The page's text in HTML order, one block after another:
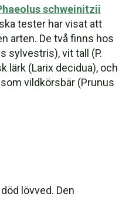
schweinitzii
tester har visat att
arten. De två finns hos
sylvestris), vit tall (P.
lärk (Larix decidua), och
vildkörsbär (Prunus
lövved. Den